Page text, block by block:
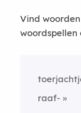
Vind
woordspellen
raaf-